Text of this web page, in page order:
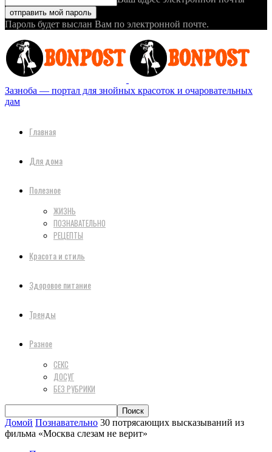
Пароль будет выслан Вам по электронной почте.
Зазноба — портал для знойных красоток и очаровательных
дам
Главная
Для дома
Полезное
ЖИЗНЬ
ПОЗНАВАТЕЛЬНО
РЕЦЕПТЫ
Красота и стиль
Здоровое питание
Тренды
Разное
СЕКС
ДОСУГ
БЕЗ РУБРИКИ
Домой Познавательно 30 потрясающих высказываний из
фильма «Москва слезам не верит»